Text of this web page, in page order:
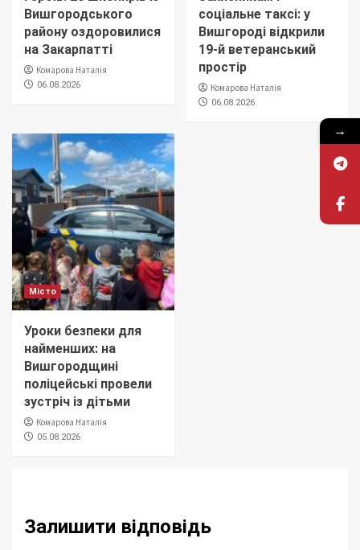
Вишгородського
району оздоровилися
на Закарпатті
Комарова Наталія
06.08.2026
соціальне таксі: у
Вишгороді відкрили
19-й ветеранський
простір
Комарова Наталія
06.08.2026
Місто
Уроки безпеки для
найменших: на
Вишгородщині
поліцейські провели
зустріч із дітьми
Комарова Наталія
05.08.2026
Залишити відповідь
→